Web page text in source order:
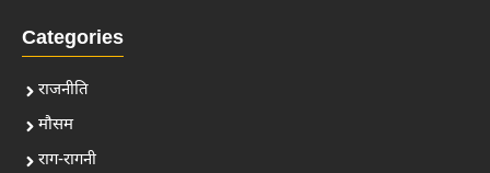
Categories
राजनीति
मौसम
राग-रागनी